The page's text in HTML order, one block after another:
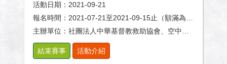
活動日期：2021-09-21
報名時間：2021-07-21至2021-09-15止（額滿為止）
主辦單位：社團法人中華基督教救助協會、空中英語教室、TRAVELER
結束賽事 活動介紹